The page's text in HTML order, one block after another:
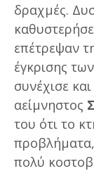
δραχμές.
επέτρεψαν
έγκρισης
συνέχισε
αείμνηστος
του ότι το
προβλήματα,
πολύ